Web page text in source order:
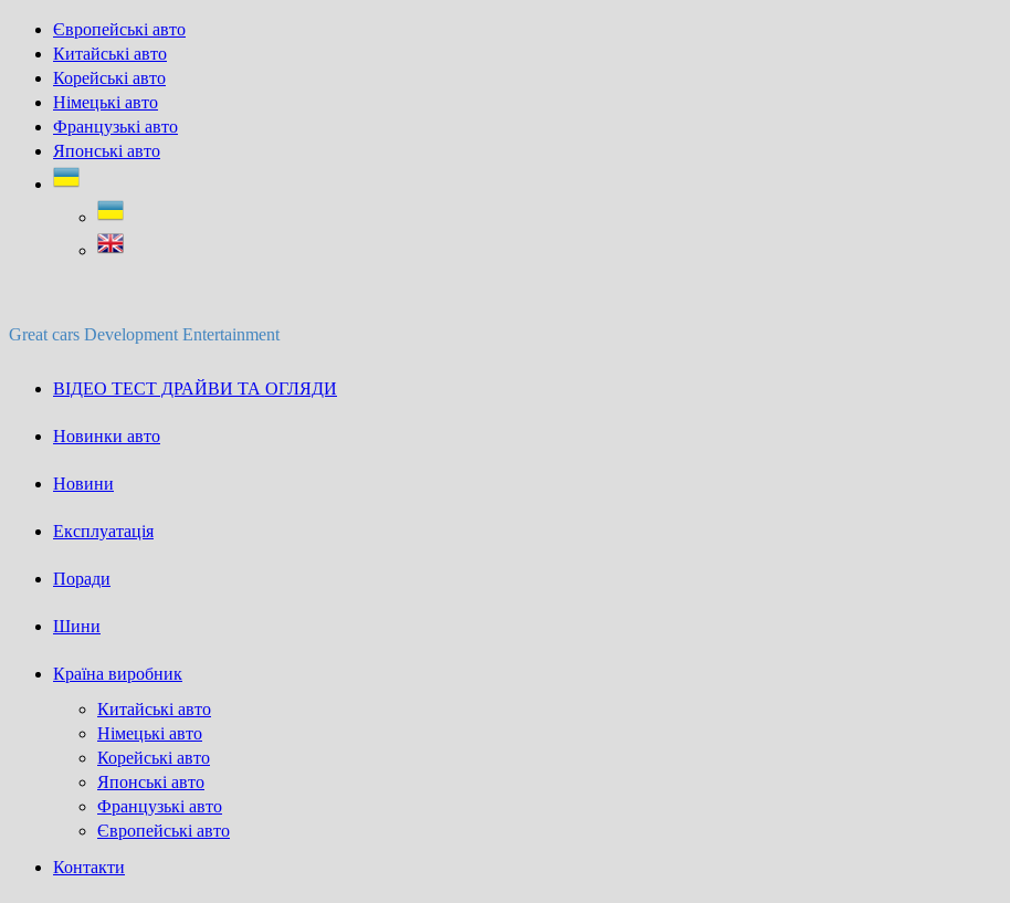
Skip
content
Європейські авто
Китайські авто
Корейські авто
Німецькі авто
Французькі авто
Японські авто
Great cars Development Entertainment
ВІДЕО ТЕСТ ДРАЙВИ ТА ОГЛЯДИ
Новинки авто
Новини
Експлуатація
Поради
Шини
Країна виробник
Китайські авто
Німецькі авто
Корейські авто
Японські авто
Французькі авто
Європейські авто
Контакти